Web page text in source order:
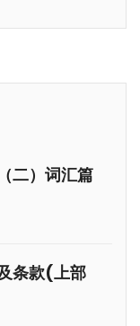
二）词汇篇
条款(上部